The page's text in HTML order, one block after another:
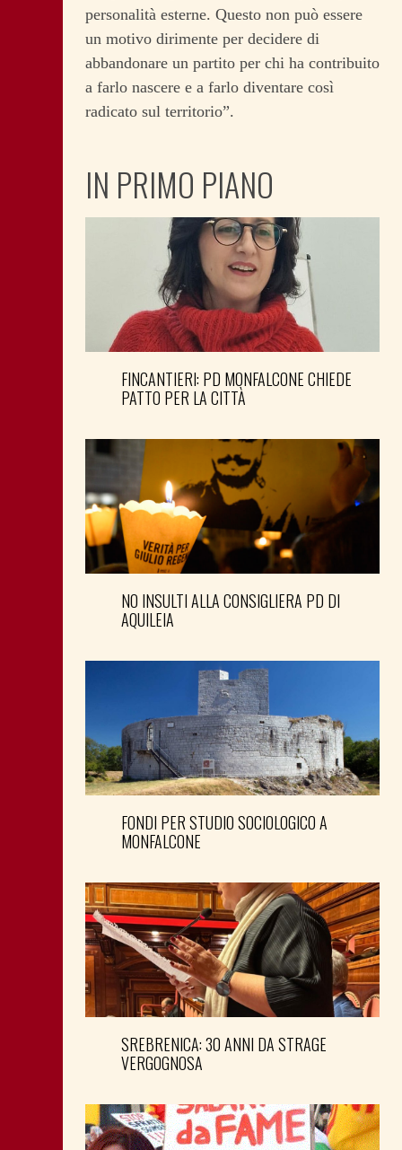
personalità esterne. Questo non può essere
un motivo dirimente per decidere di
abbandonare un partito per chi ha contribuito
a farlo nascere e a farlo diventare così
radicato sul territorio”.
IN PRIMO PIANO
FINCANTIERI: PD MONFALCONE CHIEDE
PATTO PER LA CITTÀ
NO INSULTI ALLA CONSIGLIERA PD DI
AQUILEIA
FONDI PER STUDIO SOCIOLOGICO A
MONFALCONE
SREBRENICA: 30 ANNI DA STRAGE
VERGOGNOSA